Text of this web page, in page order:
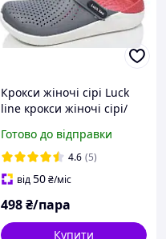
Крокси жіночі сірі Luck
line крокси жіночі сірі/
стильные кроксы серые
женские
Готово до відправки
4.6 (5)
від50₴/міс
498₴/пара
Купити